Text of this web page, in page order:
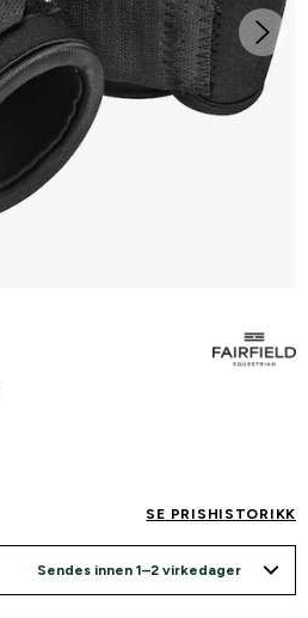
SE PRISHISTORIKK
Sendes innen 1–2 virkedager